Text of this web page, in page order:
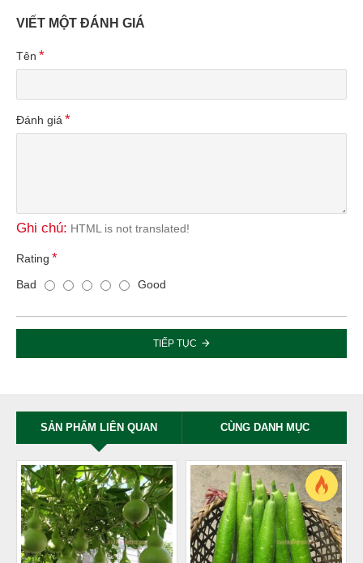
VIẾT MỘT ĐÁNH GIÁ
Tên
Đánh giá
Ghi chú: HTML is not translated!
Rating
Bad
Good
TIẾP TỤC
SẢN PHẨM LIÊN QUAN CÙNG DANH MỤC